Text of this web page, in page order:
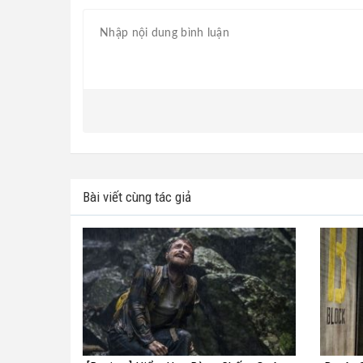
Bài viết cùng tác giả